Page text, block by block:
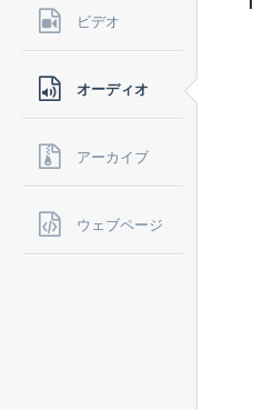
ビデオ
オーディオ
アーカイブ
ウェブページ